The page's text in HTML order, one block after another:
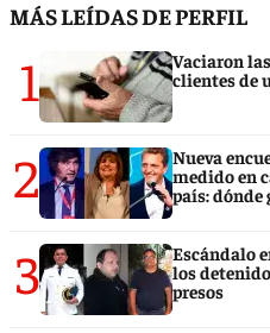
MÁS LEÍDAS DE PERFIL
1
Vaciaron
clientes de
2
Nueva
medido en
país: dónde
3
Escándalo
los
presos